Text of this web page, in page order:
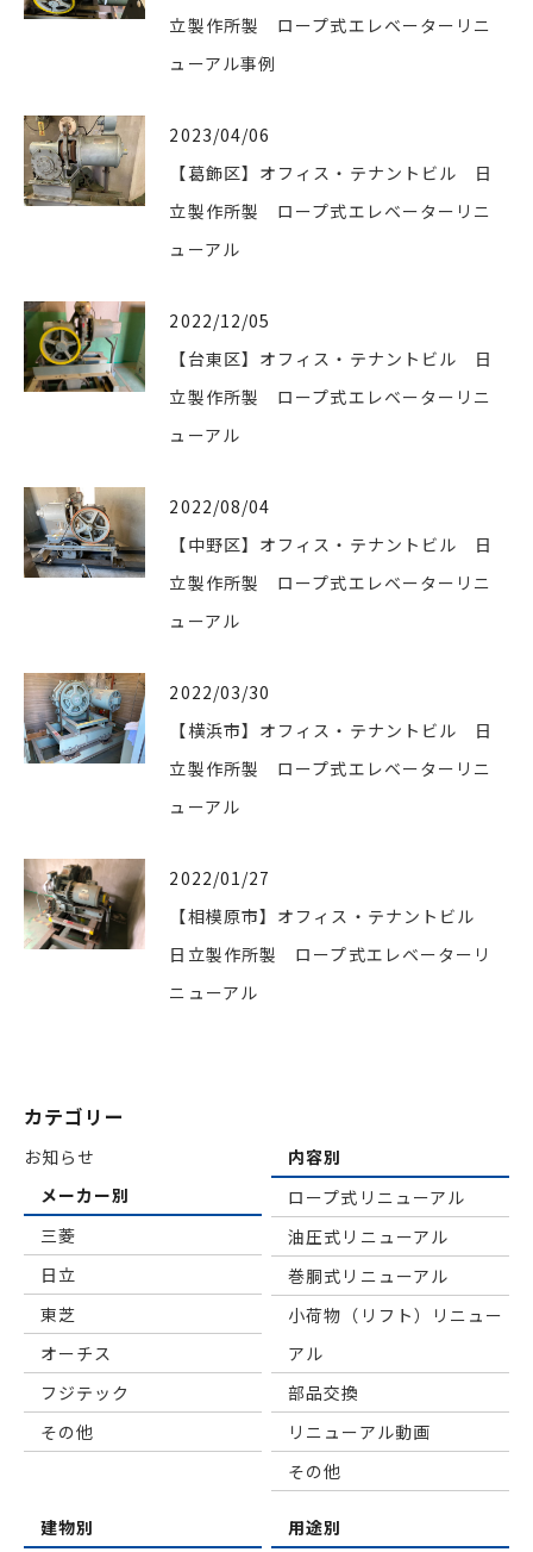
立製作所製 ロープ式エレベーターリニ
ューアル事例
2023/04/06
【葛飾区】オフィス・テナントビル 日
立製作所製 ロープ式エレベーターリニ
ューアル
2022/12/05
【台東区】オフィス・テナントビル 日
立製作所製 ロープ式エレベーターリニ
ューアル
2022/08/04
【中野区】オフィス・テナントビル 日
立製作所製 ロープ式エレベーターリニ
ューアル
2022/03/30
【横浜市】オフィス・テナントビル 日
立製作所製 ロープ式エレベーターリニ
ューアル
2022/01/27
【相模原市】オフィス・テナントビル
日立製作所製 ロープ式エレベーターリ
ニューアル
カテゴリー
お知らせ
メーカー別
三菱
日立
東芝
オーチス
フジテック
その他
内容別
ロープ式リニューアル
油圧式リニューアル
巻胴式リニューアル
小荷物（リフト）リニュー
アル
部品交換
リニューアル動画
その他
建物別
用途別